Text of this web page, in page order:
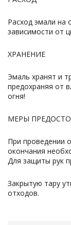
Расход эмали на
зависимости от
ХРАНЕНИЕ
Эмаль хранят и
предохраняя от
огня!
МЕРЫ
При проведении
окончания
Для защиты рук
Закрытую тару
отходов.